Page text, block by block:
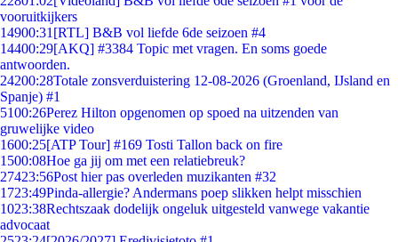
vooruitkijkers
14900:31 [RTL] B&B vol liefde 6de seizoen #4
14400:29[AKQ] #3384 Topic met vragen. En soms goede
antwoorden.
24200:28Totale zonsverduistering 12-08-2026 (Groenland, IJsland en
Spanje) #1
5100:26Perez Hilton opgenomen op spoed na uitzenden van
gruwelijke video
1600:25[ATP Tour] #169 Tosti Tallon back on fire
1500:08Hoe ga jij om met een relatiebreuk?
27423:56Post hier pas overleden muzikanten #32
1723:49Pinda-allergie? Andermans poep slikken helpt misschien
1023:38Rechtszaak dodelijk ongeluk uitgesteld vanwege vakantie
advocaat